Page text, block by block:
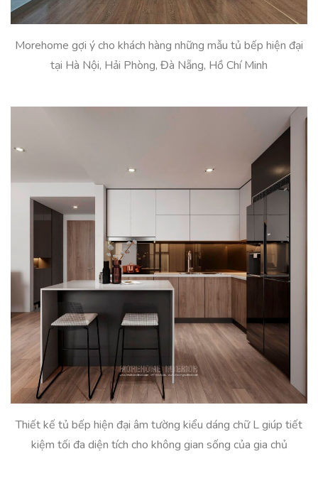
Morehome gợi ý cho khách hàng những mẫu tủ bếp hiện đại
tại Hà Nội, Hải Phòng, Đà Nẵng, Hồ Chí Minh
Thiết kế tủ bếp hiện đại âm tường kiểu dáng chữ L giúp tiết
kiệm tối đa diện tích cho không gian sống của gia chủ